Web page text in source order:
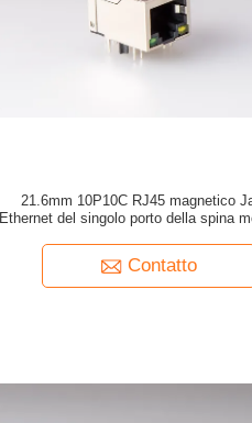
21.6mm 10P10C RJ45 magnetico
Ethernet del singolo porto della spina
Contatto